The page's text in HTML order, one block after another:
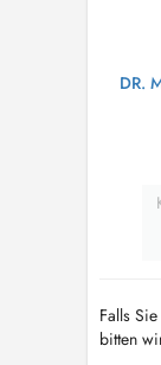
DR.
Falls
bitten